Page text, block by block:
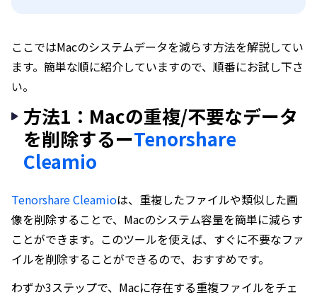
ここではMacのシステムデータを減らす方法を解説してい
ます。簡単な順に紹介していますので、順番にお試し下さ
い。
方法1：Macの重複/不要なデータ
を削除するーTenorshare
Cleamio
Tenorshare Cleamioは、重複したファイルや類似した画
像を削除することで、Macのシステム容量を簡単に減らす
ことができます。このツールを使えば、すぐに不要なファ
イルを削除することができるので、おすすめです。
わずか3ステップで、Macに存在する重複ファイルをチェ